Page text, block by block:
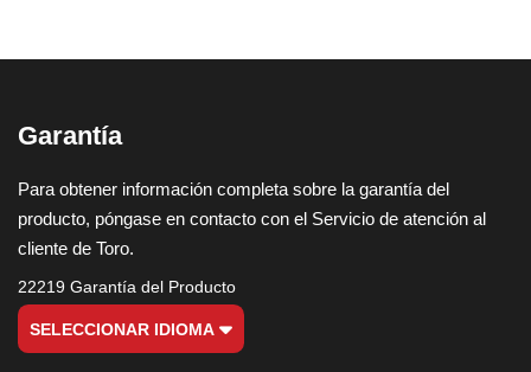
Garantía
Para obtener información completa sobre la garantía del
producto, póngase en contacto con el Servicio de atención al
cliente de Toro.
22219 Garantía del Producto
SELECCIONAR IDIOMA